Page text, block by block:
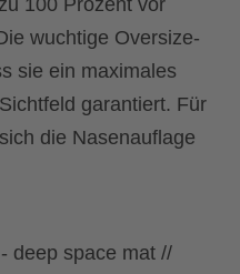
wuchtige Oversize-
sie ein maximales
garantiert. Für
die Nasenauflage
deep space mat //